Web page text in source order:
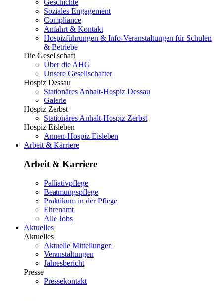
Geschichte
Soziales Engagement
Compliance
Anfahrt & Kontakt
Hospizführungen & Info-Veranstaltungen für Schulen
& Betriebe
Die Gesellschaft
Über die AHG
Unsere Gesellschafter
Hospiz Dessau
Stationäres Anhalt-Hospiz Dessau
Galerie
Hospiz Zerbst
Stationäres Anhalt-Hospiz Zerbst
Hospiz Eisleben
Annen-Hospiz Eisleben
Arbeit & Karriere
Arbeit & Karriere
Palliativpflege
Beatmungspflege
Praktikum in der Pflege
Ehrenamt
Alle Jobs
Aktuelles
Aktuelles
Aktuelle Mitteilungen
Veranstaltungen
Jahresbericht
Presse
Pressekontakt